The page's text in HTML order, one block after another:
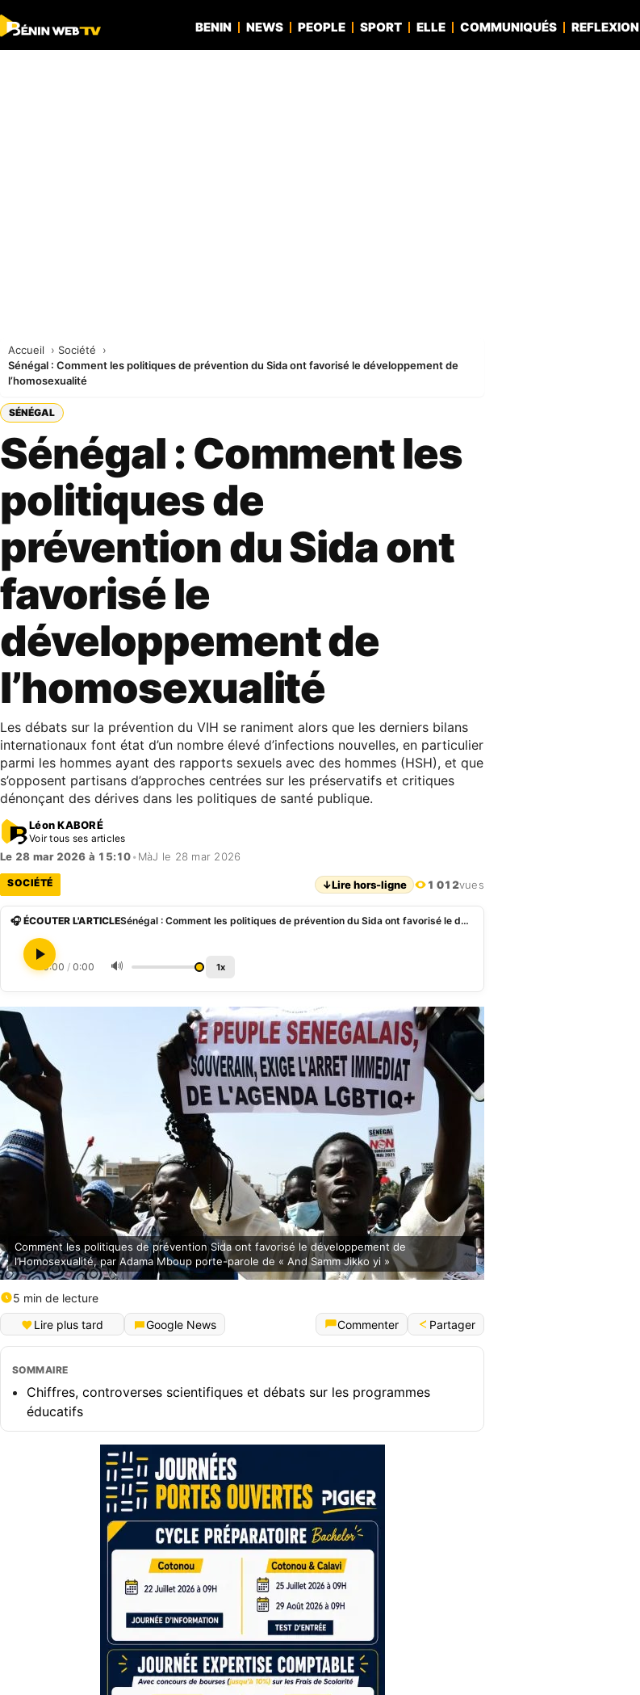
BENIN NEWS PEOPLE SPORT ELLE COMMUNIQUÉS REFLEXION
Accueil
Société
Sénégal : Comment les politiques de prévention du Sida ont favorisé le développement de
l’homosexualité
SÉNÉGAL
Sénégal : Comment les
politiques de
prévention du Sida ont
favorisé le
développement de
l’homosexualité
Les débats sur la prévention du VIH se raniment alors que les derniers bilans
internationaux font état d’un nombre élevé d’infections nouvelles, en particulier
parmi les hommes ayant des rapports sexuels avec des hommes (HSH), et que
s’opposent partisans d’approches centrées sur les préservatifs et critiques
dénonçant des dérives dans les politiques de santé publique.
Léon KABORÉ
Voir tous ses articles
Le 28 mar 2026 à 15:10• MàJ le 28 mar 2026
SOCIÉTÉ ↓Lire hors-ligne 1 012vues
🎧 ÉCOUTER L'ARTICLE Sénégal : Comment les politiques de prévention du Sida ont favorisé le développement de l’homosexualité
0:00 / 0:00 🔊 1x
Comment les politiques de prévention Sida ont favorisé le développement de
l’Homosexualité, par Adama Mboup porte-parole de « And Samm Jikko yi »
5 min de lecture
Lire plus tard
Google News Commenter Partager
SOMMAIRE
Chiffres, controverses scientifiques et débats sur les programmes
éducatifs